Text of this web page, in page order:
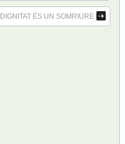
DIGNITAT ÉS UN SOMRIURE